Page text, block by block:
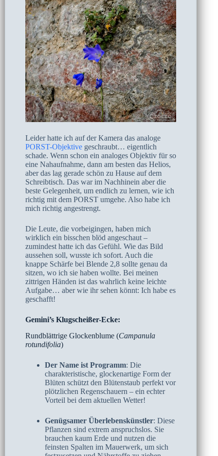
Leider hatte ich auf der Kamera das analoge
PORST-Objektive geschraubt… eigentlich
schade. Wenn schon ein analoges Objektiv für so
eine Nahaufnahme, dann am besten das Helios,
aber das lag gerade schön zu Hause auf dem
Schreibtisch. Das war im Nachhinein aber die
beste Gelegenheit, um endlich zu lernen, wie ich
richtig mit dem PORST umgehe. Also habe ich
mich richtig angestrengt.
Die Leute, die vorbeigingen, haben mich
wirklich ein bisschen blöd angeschaut –
zumindest hatte ich das Gefühl. Wie das Bild
aussehen soll, wusste ich sofort. Auch die
knappe Schärfe bei Blende 2,8 sollte genau da
sitzen, wo ich sie haben wollte. Bei meinen
zittrigen Händen ist das wahrlich keine leichte
Aufgabe… aber wie ihr sehen könnt: Ich habe es
geschafft!
Gemini’s Klugscheißer-Ecke:
Rundblättrige Glockenblume (Campanula
rotundifolia)
Der Name ist Programm: Die
charakteristische, glockenartige Form der
Blüten schützt den Blütenstaub perfekt vor
plötzlichen Regenschauern – ein echter
Vorteil bei dem aktuellen Wetter!
Genügsamer Überlebenskünstler: Diese
Pflanzen sind extrem anspruchslos. Sie
brauchen kaum Erde und nutzen die
feinsten Spalten im Mauerwerk, um sich